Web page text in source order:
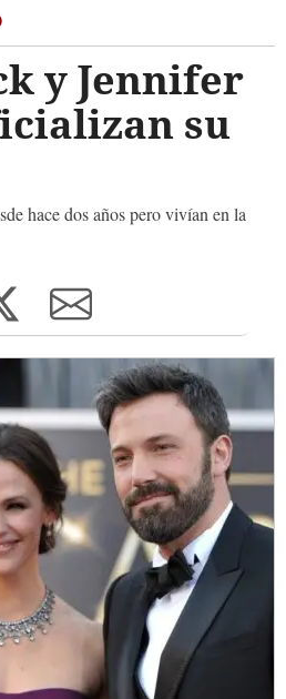
y Jennifer
su
hace dos años pero vivían en la